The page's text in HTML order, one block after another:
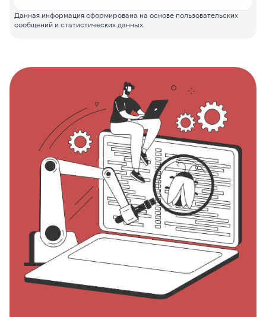
Данная информация сформирована на основе пользовательских
сообщений и статистических данных.